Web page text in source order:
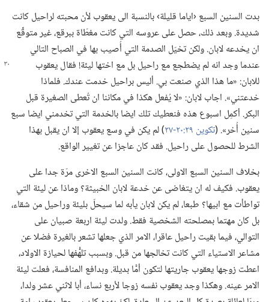
بدت السنين السبع ‹اياما قليلة› بالنسبة الى يعقوب لأن محبته لراحيل كانت
شديدة.‏ وبعد ذلك،‏ حصل على عروسه التي كانت مغطّاة ببرقع،‏ غير متوقِّع
ان يخدعه لابان.‏ ولكن تخيّل الصدمة التي أُصيب بها في الصباح التالي
عندما وجد انه لم يضطجع مع راحيل بل مع اختها ليئة!‏ فقال يعقوب
للابان:‏ «ما هذا الذي صنعت بي.‏ أليس براحيل خدمت عندك.‏ فلماذا
خدعتني».‏ اجاب لابان:‏ «لا يُفعل هكذا في مكاننا ان تُعطى الصغيرة قبل
البكر.‏ أكمِل اسبوع هذه فنعطيك تلك ايضا بالخدمة التي تخدمني ايضا سبع
سنين أُخر».‏ (‏تكوين ٢٩:‏٢٠-‏٢٧
‏)‏ لم يكن في وسع يعقوب إلا ان يقبل بهذا
الشرط للحصول على راحيل.‏ فقد كان عاجزا عن تغيير الواقع.‏
بخلاف السنين السبع الاولى،‏ كانت السنين السبع الاخرى مرّة جدا على
يعقوب.‏ فكيف له ان يتغاضى عن خدعة لابان الخبيثة؟‏ وماذا عن ليئة التي
تواطأت مع ابيها؟‏ طبعا،‏ لم يكن لابان يأبه لما سيحلّ بليئة وراحيل من شقاء،‏
بل كان مهتما بمصلحته الشخصية فقط.‏ ولدت ليئة اربعة صبيان على
التوالي،‏ فيما بقيت راحيل عاقرا،‏ الامر الذي جعلها تشعر بالغيرة فضلا عن
مشاعر الاستياء التي كانت تخالجها من قبل.‏ وبسبب تلهُّفها لحيازة الاولاد،‏
اعطت زوجها يعقوب جاريتها لتكون أمًّا بديلة.‏ وبدافع المنافسة،‏ فعلت ليئة
الامر عينه.‏ وهكذا وجد يعقوب نفسه زوجا لأربع نساء،‏ أبا لاثني عشر ولدا،‏